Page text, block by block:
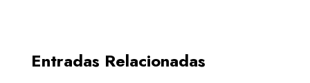
Entradas Relacionadas